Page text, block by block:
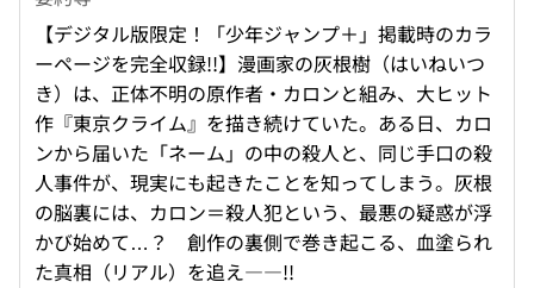
【デジタル版限定！「少年ジャンプ＋」掲載時のカラ
ーページを完全収録!!】漫画家の灰根樹（はいねいつ
き）は、正体不明の原作者・カロンと組み、大ヒット
作『東京クライム』を描き続けていた。ある日、カロ
ンから届いた「ネーム」の中の殺人と、同じ手口の殺
人事件が、現実にも起きたことを知ってしまう。灰根
の脳裏には、カロン＝殺人犯という、最悪の疑惑が浮
かび始めて…？ 創作の裏側で巻き起こる、血塗られ
た真相（リアル）を追え――!!